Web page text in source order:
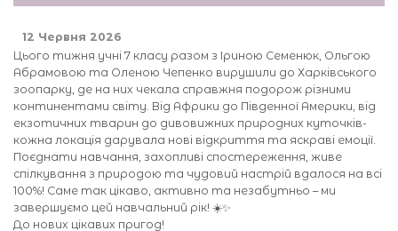
12 Червня 2026
Цього тижня учні 7 класу разом з Іриною Семенюк, Ольгою
Абрамовою та Оленою Чепенко вирушили до Харківського
зоопарку, де на них чекала справжня подорож різними
континентами світу. Від Африки до Південної Америки, від
екзотичних тварин до дивовижних природних куточків-
кожна локація дарувала нові відкриття та яскраві емоції.
Поєднати навчання, захопливі спостереження, живе
спілкування з природою та чудовий настрій вдалося на всі
100%! Саме так цікаво, активно та незабутньо – ми
завершуємо цей навчальний рік! ☀️✨
До нових цікавих пригод!